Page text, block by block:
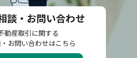
談・お問い合わせ
動産取引に関する
お問い合わせはこちら